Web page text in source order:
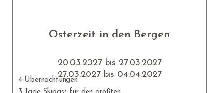
Osterzeit in den Bergen
20.03.2027 bis 27.03.2027
27.03.2027 bis 04.04.2027
4 Übernachtungen